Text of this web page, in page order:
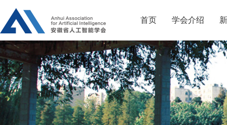
首页 学会介绍